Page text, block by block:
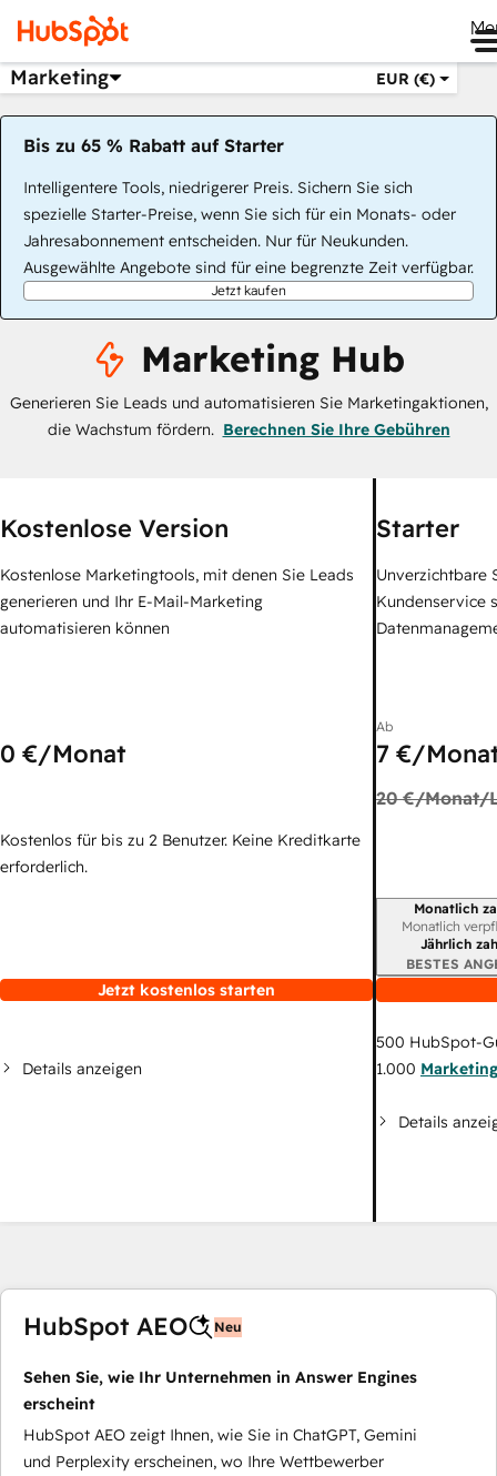
Marketing EUR (€)
Bis zu 65 % Rabatt auf Starter
Intelligentere Tools, niedrigerer Preis. Sichern Sie sich
spezielle Starter-Preise, wenn Sie sich für ein Monats- oder
Jahresabonnement entscheiden. Nur für Neukunden.
Ausgewählte Angebote sind für eine begrenzte Zeit verfügbar.
Jetzt kaufen
Marketing Hub
Generieren Sie Leads und automatisieren Sie Marketingaktionen,
die Wachstum fördern. Berechnen Sie Ihre Gebühren
Kostenlose Version
Kostenlose Marketingtools, mit denen Sie Leads
generieren und Ihr E-Mail-Marketing
automatisieren können
0 €/Monat
Kostenlos für bis zu 2 Benutzer. Keine Kreditkarte
erforderlich.
Jetzt kostenlos starten
Details anzeigen
Starter
Unverzichtbare
Kundenservice
Ab
7 €/
20 €/Monat/
Monatlich
Monatlich
Jährlich
BESTES
500 HubSpot-
1.000
Details
HubSpot AEO Neu
Sehen Sie, wie Ihr Unternehmen in Answer Engines
erscheint
HubSpot AEO zeigt Ihnen, wie Sie in ChatGPT, Gemini
und Perplexity erscheinen, wo Ihre Wettbewerber